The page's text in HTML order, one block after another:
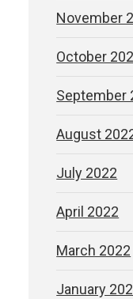
November
October
September
August
July 2022
April 2022
March 2022
January